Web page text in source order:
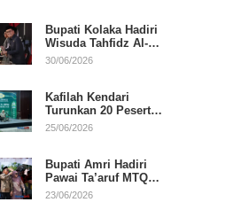
Bupati Kolaka Hadiri
Wisuda Tahfidz Al-
Qur’an, Komitmen
30/06/2026
Kafilah Kendari
Turunkan 20 Peserta
pada Hari Pertama
25/06/2026
Bupati Amri Hadiri
Pawai Ta’aruf MTQ
XXXI Sultra, Beri
23/06/2026